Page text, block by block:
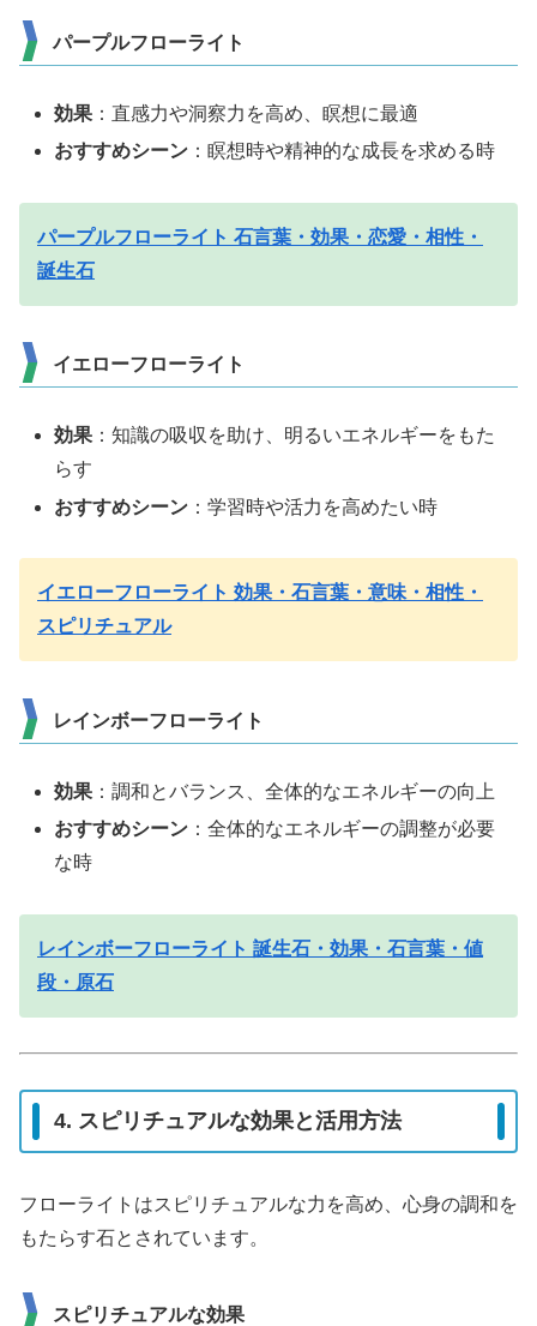
パープルフローライト
効果 ：直感力や洞察力を高め、瞑想に最適
おすすめシーン ：瞑想時や精神的な成長を求める時
パープルフローライト 石言葉・効果・恋愛・相性・
誕生石
イエローフローライト
効果 ：知識の吸収を助け、明るいエネルギーをもた
らす
おすすめシーン ：学習時や活力を高めたい時
イエローフローライト 効果・石言葉・意味・相性・
スピリチュアル
レインボーフローライト
効果 ：調和とバランス、全体的なエネルギーの向上
おすすめシーン ：全体的なエネルギーの調整が必要
な時
レインボーフローライト 誕生石・効果・石言葉・値
段・原石
4. スピリチュアルな効果と活用方法
フローライトはスピリチュアルな力を高め、心身の調和を
もたらす石とされています。
スピリチュアルな効果